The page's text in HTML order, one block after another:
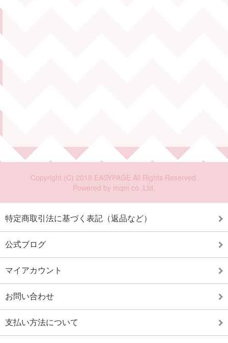
特定商取引法に基づく表記（返品など）
公式ブログ
マイアカウント
お問い合わせ
支払い方法について